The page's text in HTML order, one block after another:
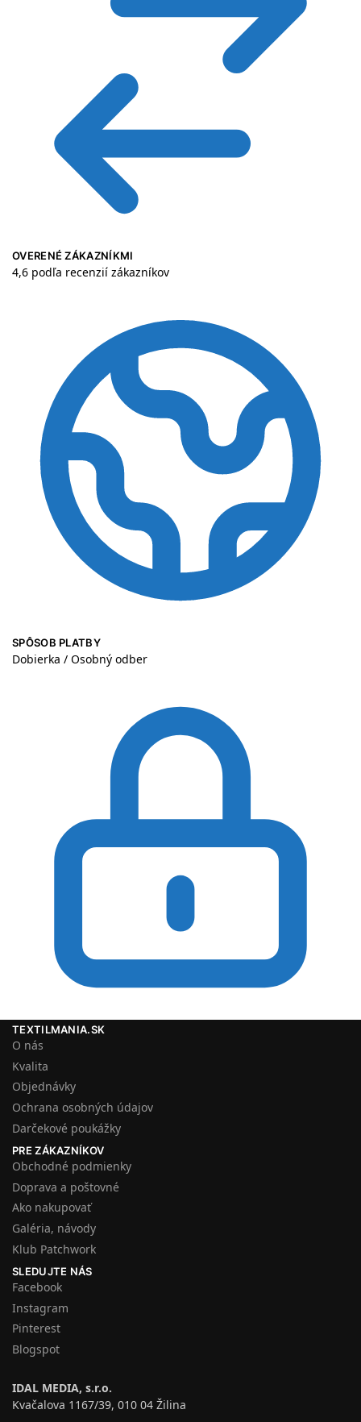
OVERENÉ ZÁKAZNÍKMI
4,6 podľa recenzií zákazníkov
SPÔSOB PLATBY
Dobierka / Osobný odber
TEXTILMANIA.SK
O nás
Kvalita
Objednávky
Ochrana osobných údajov
Darčekové poukážky
PRE ZÁKAZNÍKOV
Obchodné podmienky
Doprava a poštovné
Ako nakupovať
Galéria, návody
Klub Patchwork
SLEDUJTE NÁS
Facebook
Instagram
Pinterest
Blogspot
IDAL MEDIA, s.r.o.
Kvačalova 1167/39, 010 04 Žilina